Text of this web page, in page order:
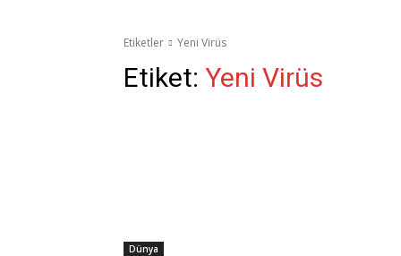
Etiketler Yeni Virüs
Etiket: Yeni Virüs
Dünya